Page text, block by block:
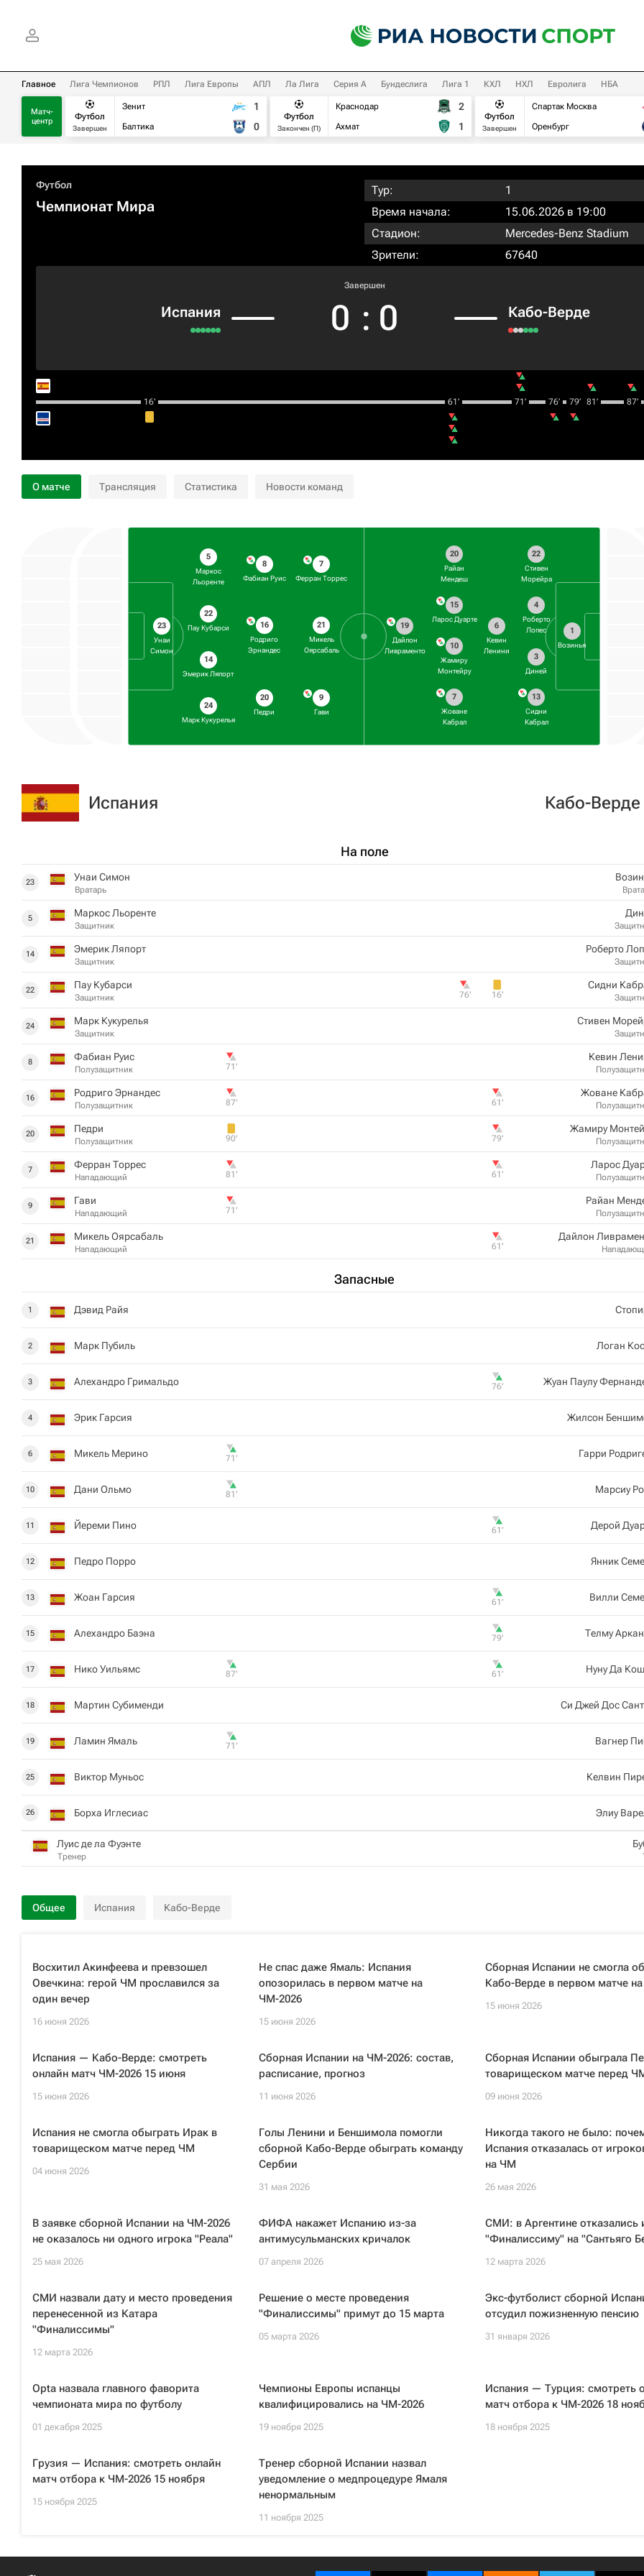
Главное Лига Чемпионов РПЛ Лига Европы АПЛ Ла Лига Серия А Бундеслига Лига 1 КХЛ НХЛ Евролига НБА
Матч-
центр
Футбол
Завершен
Зенит
Балтика
1
0
Футбол
Закончен (П)
Краснодар
Ахмат
2
1
Футбол
Завершен
Спартак Москва
Оренбург
Футбол
Чемпионат Мира
Тур:
1
Время начала:
15.06.2026 в 19:00
Стадион:
Mercedes-Benz Stadium
Зрители:
67640
Испания
Завершен
0 : 0 Кабо-Верде
16‎’‎ 61‎’‎ 71‎’‎ 76‎’‎ 79‎’‎ 81‎’‎ 87‎’‎
О матче Трансляция Статистика Новости команд
23
Унаи
Симон
5
Маркос
Льоренте
22
Пау Кубарси
14
Эмерик Ляпорт
24
Марк Кукурелья
8
Фабиан Руис
16
Родриго
Эрнандес
20
Педри
7
Ферран Торрес
21
Микель
Оярсабаль
9
Гави
1
Возинья
22
Стивен
Морейра
4
Роберто
Лопес
3
Диней
13
Сидни
Кабрал
6
Кевин
Ленини
20
Райан
Мендеш
15
Ларос Дуарте
10
Жамиру
Монтейру
7
Жоване
Кабрал
19
Дайлон
Ливраменто
Испания
На поле
23 Унаи Симон
Вратарь
5 Маркос Льоренте
Защитник
14 Эмерик Ляпорт
Защитник
22 Пау Кубарси
Защитник
24 Марк Кукурелья
Защитник
8 Фабиан Руис
Полузащитник 71‎’‎
16 Родриго Эрнандес
Полузащитник 87‎’‎
20 Педри
Полузащитник 90‎’‎
7 Ферран Торрес
Нападающий 81‎’‎
9 Гави
Нападающий 71‎’‎
21 Микель Оярсабаль
Нападающий
Запасные
1 Дэвид Райя
2 Марк Пубиль
3 Алехандро Гримальдо
4 Эрик Гарсия
6 Микель Мерино 71‎’‎
10 Дани Ольмо 81‎’‎
11 Йереми Пино
12 Педро Порро
13 Жоан Гарсия
15 Алехандро Баэна
17 Нико Уильямс 87‎’‎
18 Мартин Субименди
19 Ламин Ямаль 71‎’‎
25 Виктор Муньос
26 Борха Иглесиас
Луис де ла Фуэнте
Тренер
Кабо-Верде
Роберто
Сидни
16‎’‎
76‎’‎
Стивен
Кевин
Жоване
61‎’‎
Жамиру
79‎’‎
Ларос
61‎’‎
Райан
Дайлон
61‎’‎
Логан
Жуан Паулу
76‎’‎
Жилсон
Гарри
Марсиу
Дерой
61‎’‎
Янник
Вилли
61‎’‎
Телму
79‎’‎
Нуну Да
61‎’‎
Си Джей Дос
Вагнер
Келвин
Элиу
Общее Испания Кабо-Верде
Восхитил Акинфеева и превзошел
Овечкина: герой ЧМ прославился за
один вечер
16 июня 2026
Не спас даже Ямаль: Испания
опозорилась в первом матче на
ЧМ-2026
15 июня 2026
Сборная Испании не смогла
Кабо-Верде в первом матче
15 июня 2026
Испания — Кабо-Верде: смотреть
онлайн матч ЧМ-2026 15 июня
15 июня 2026
Сборная Испании на ЧМ-2026: состав,
расписание, прогноз
11 июня 2026
Сборная Испании обыграла
товарищеском матче перед
09 июня 2026
Испания не смогла обыграть Ирак в
товарищеском матче перед ЧМ
04 июня 2026
Голы Ленини и Беншимола помогли
сборной Кабо-Верде обыграть команду
Сербии
31 мая 2026
Никогда такого не было:
Испания отказалась от
на ЧМ
26 мая 2026
В заявке сборной Испании на ЧМ-2026
не оказалось ни одного игрока "Реала"
25 мая 2026
ФИФА накажет Испанию из-за
антимусульманских кричалок
07 апреля 2026
СМИ: в Аргентине отказались
"Финалиссиму" на "Сантьяго
12 марта 2026
СМИ назвали дату и место проведения
перенесенной из Катара
"Финалиссимы"
12 марта 2026
Решение о месте проведения
"Финалиссимы" примут до 15 марта
05 марта 2026
Экс-футболист сборной
отсудил пожизненную пенсию
31 января 2026
Opta назвала главного фаворита
чемпионата мира по футболу
01 декабря 2025
Чемпионы Европы испанцы
квалифицировались на ЧМ-2026
19 ноября 2025
Испания — Турция: смотреть
матч отбора к ЧМ-2026 18
18 ноября 2025
Грузия — Испания: смотреть онлайн
матч отбора к ЧМ-2026 15 ноября
15 ноября 2025
Тренер сборной Испании назвал
уведомление о медпроцедуре Ямаля
ненормальным
11 ноября 2025